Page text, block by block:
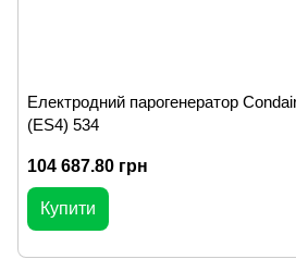
Електродний парогенератор
(ES4) 534
104 687.80 грн
Купити